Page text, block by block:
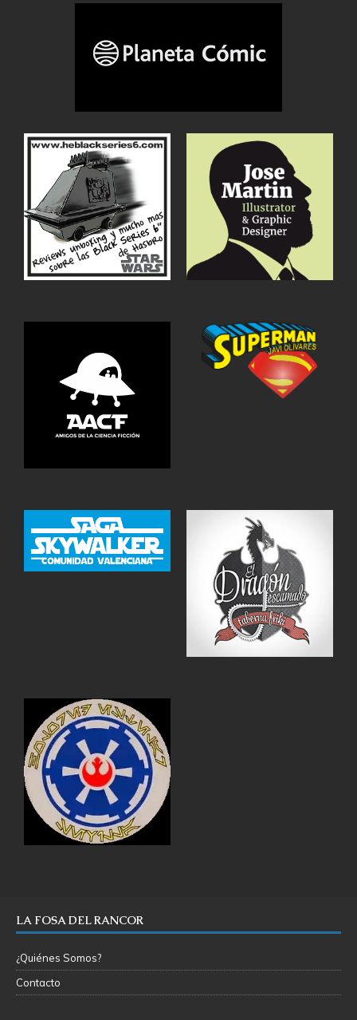
LA FOSA DEL RANCOR
¿Quiénes Somos?
Contacto